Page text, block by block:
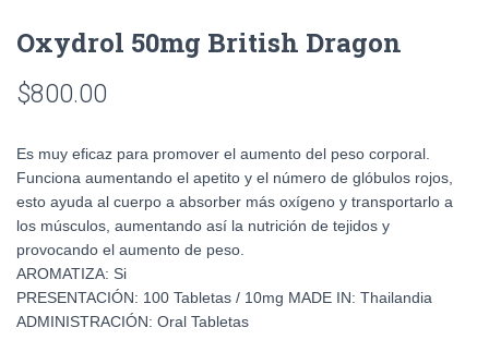
Oxydrol 50mg British Dragon
$800.00
Es muy eficaz para promover el aumento del peso corporal.
Funciona aumentando el apetito y el número de glóbulos rojos,
esto ayuda al cuerpo a absorber más oxígeno y transportarlo a
los músculos, aumentando así la nutrición de tejidos y
provocando el aumento de peso.
AROMATIZA: Si
PRESENTACIÓN: 100 Tabletas / 10mg MADE IN: Thailandia
ADMINISTRACIÓN: Oral Tabletas